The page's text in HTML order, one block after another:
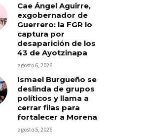
Cae Ángel Aguirre,
exgobernador de
Guerrero: la FGR lo
captura por
desaparición de los
43 de Ayotzinapa
agosto 6, 2026
Ismael Burgueño se
deslinda de grupos
políticos y llama a
cerrar filas para
fortalecer a Morena
agosto 5, 2026